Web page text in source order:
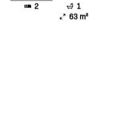
2
1
63 m²